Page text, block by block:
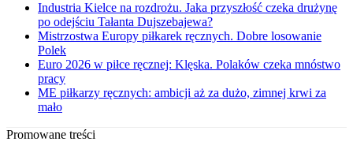
Industria Kielce na rozdrożu. Jaka przyszłość czeka drużynę
po odejściu Tałanta Dujszebajewa?
Mistrzostwa Europy piłkarek ręcznych. Dobre losowanie
Polek
Euro 2026 w piłce ręcznej: Klęska. Polaków czeka mnóstwo
pracy
ME piłkarzy ręcznych: ambicji aż za dużo, zimnej krwi za
mało
Promowane treści